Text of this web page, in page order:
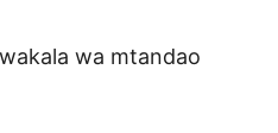
wa mtandao